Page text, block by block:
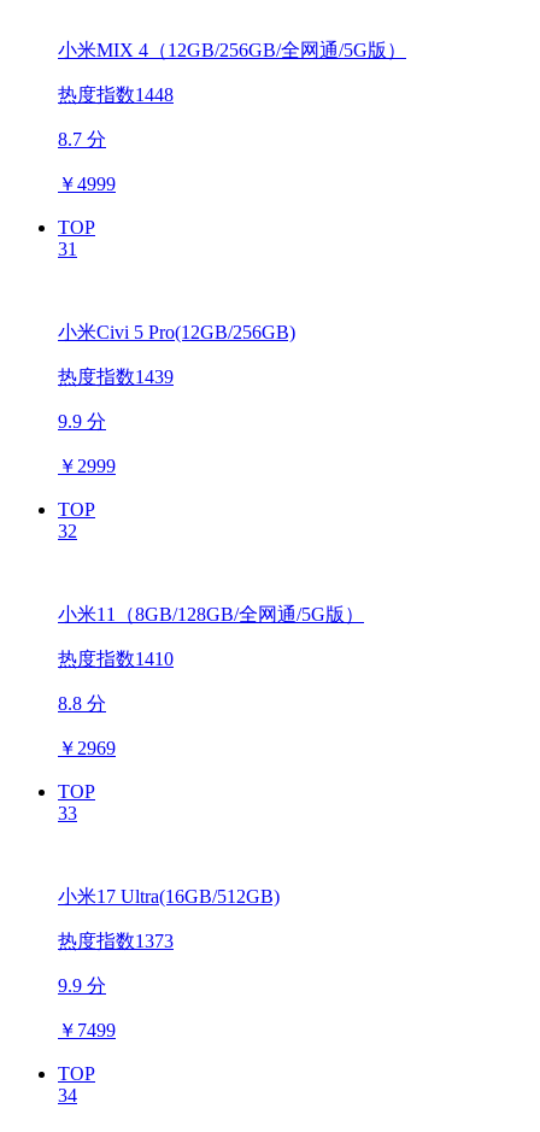
小米MIX 4（12GB/256GB/全网通/5G版）
热度指数1448
8.7 分
￥4999
TOP
31
小米Civi 5 Pro(12GB/256GB)
热度指数1439
9.9 分
￥ 2999
TOP
32
小米11（8GB/128GB/全网通/5G版）
热度指数1410
8.8 分
￥ 2969
TOP
33
小米17 Ultra(16GB/512GB)
热度指数1373
9.9 分
￥ 7499
TOP
34